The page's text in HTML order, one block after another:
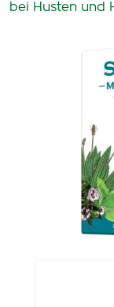
bei Husten und